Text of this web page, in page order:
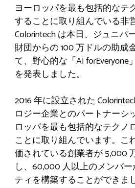
ヨーロッパを最も包括的なテ
することに取り組んでいる非
Colorintech は本日、ジュニパ
財団からの 100 万ドルの助成
て、野心的な「AI
を発表しました。
2016 年に設立された
ロジー企業とのパートナーシ
ロッパを最も包括的なテクノ
ことに取り組んでいます。こ
価されている創業者が 5,000
し、60,000 人以上のメンバ
ティを構築することができま